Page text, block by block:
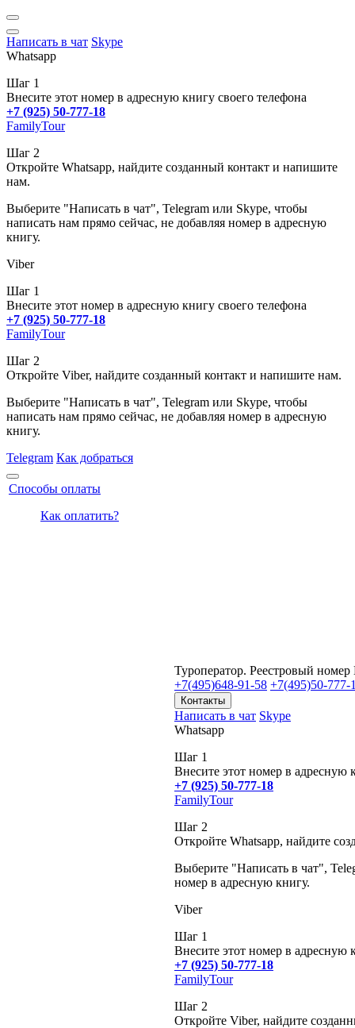
Написать в чат Skype
Whatsapp
Шаг 1
Внесите этот номер в адресную книгу своего телефона
+7 (925) 50-777-18
FamilyTour
Шаг 2
Откройте Whatsapp, найдите созданный контакт и напишите
нам.
Выберите "Написать в чат", Telegram или Skype, чтобы
написать нам прямо сейчас, не добавляя номер в адресную
книгу.
Viber
Шаг 1
Внесите этот номер в адресную книгу своего телефона
+7 (925) 50-777-18
FamilyTour
Шаг 2
Откройте Viber, найдите созданный контакт и напишите нам.
Выберите "Написать в чат", Telegram или Skype, чтобы
написать нам прямо сейчас, не добавляя номер в адресную
книгу.
Telegram Как добраться
Способы оплаты
Как оплатить?
Туроператор. Реестровый
+7(495)648-91-58 +7(495)50-777-
Контакты
Написать в чат Skype
Whatsapp
Шаг 1
Внесите этот номер в адресную
+7 (925) 50-777-18
FamilyTour
Шаг 2
Откройте Whatsapp, найдите
Выберите "Написать в чат",
номер в адресную книгу.
Viber
Шаг 1
Внесите этот номер в адресную
+7 (925) 50-777-18
FamilyTour
Шаг 2
Откройте Viber, найдите